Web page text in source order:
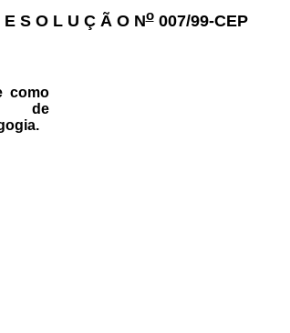
E S O L U Ç Ã O No007/99-CEP
como
de